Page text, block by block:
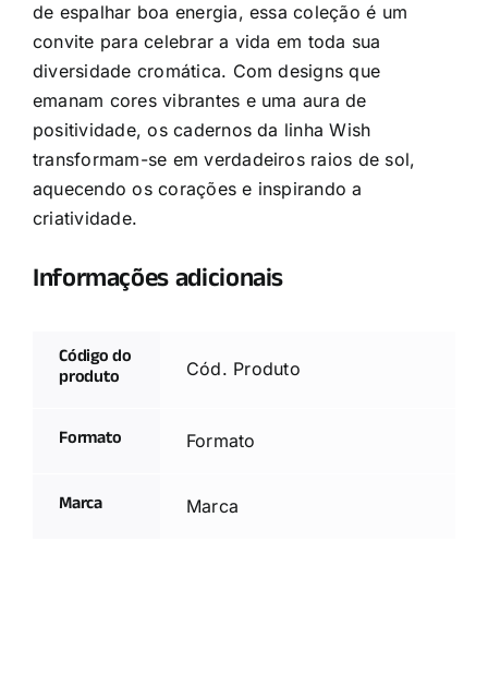
de espalhar boa energia, essa coleção é um
convite para celebrar a vida em toda sua
diversidade cromática. Com designs que
emanam cores vibrantes e uma aura de
positividade, os cadernos da linha Wish
transformam-se em verdadeiros raios de sol,
aquecendo os corações e inspirando a
criatividade.
Informações adicionais
Código do
produto Cód. Produto
Formato Formato
Marca Marca